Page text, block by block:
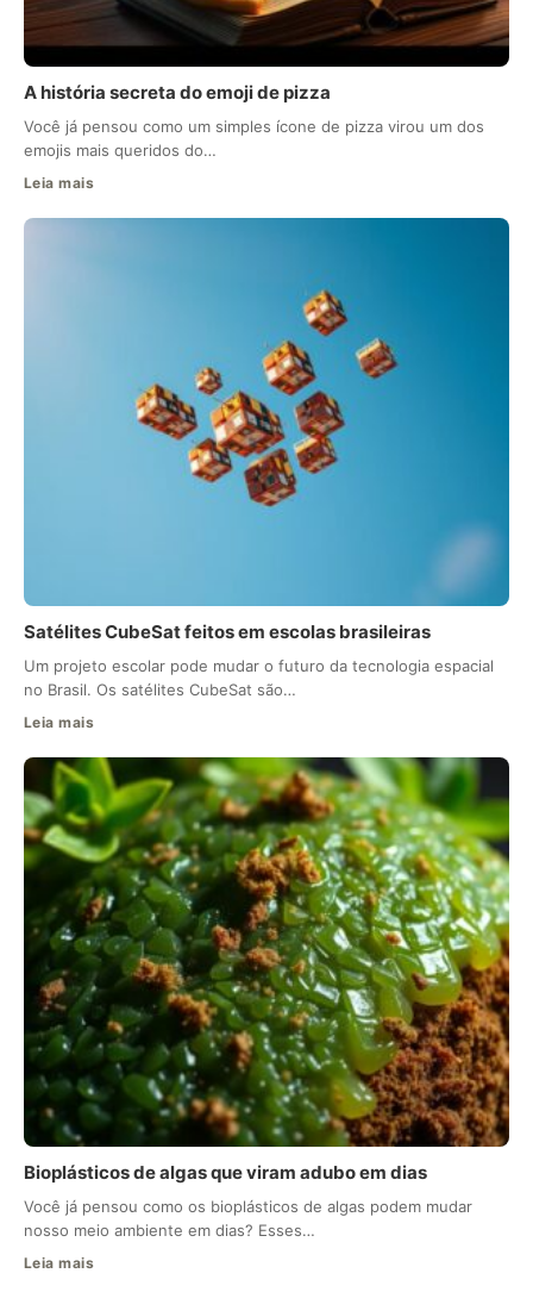
A história secreta do emoji de pizza
Você já pensou como um simples ícone de pizza virou um dos
emojis mais queridos do…
Leia mais
Satélites CubeSat feitos em escolas brasileiras
Um projeto escolar pode mudar o futuro da tecnologia espacial
no Brasil. Os satélites CubeSat são…
Leia mais
Bioplásticos de algas que viram adubo em dias
Você já pensou como os bioplásticos de algas podem mudar
nosso meio ambiente em dias? Esses…
Leia mais